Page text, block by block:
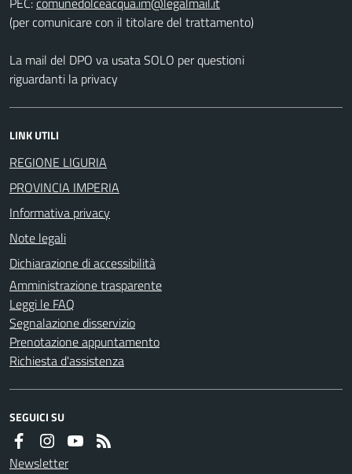
(per comunicare con il titolare del trattamento)
La mail del DPO va usata SOLO per questioni
riguardanti la privacy
LINK UTILI
REGIONE LIGURIA
PROVINCIA IMPERIA
Informativa privacy
Note legali
Dichiarazione di accessibilità
Amministrazione trasparente
Leggi le FAQ
Segnalazione disservizio
Prenotazione appuntamento
Richiesta d'assistenza
SEGUICI SU
Newsletter